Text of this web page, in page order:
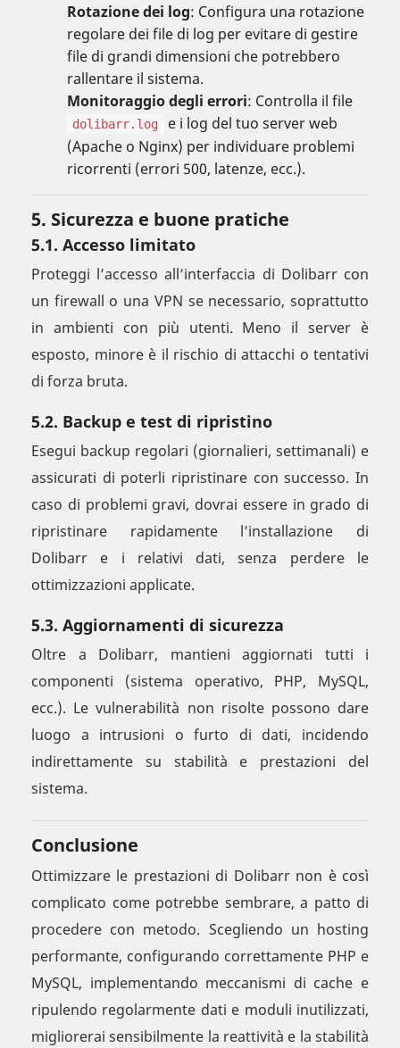
Rotazione dei log: Configura una rotazione
regolare dei file di log per evitare di gestire
file di grandi dimensioni che potrebbero
rallentare il sistema.
Monitoraggio degli errori: Controlla il file
dolibarr.log
e i log del tuo server web
(Apache o Nginx) per individuare problemi
ricorrenti (errori 500, latenze, ecc.).
5. Sicurezza e buone pratiche
5.1. Accesso limitato
Proteggi l’accesso all’interfaccia di Dolibarr con
un firewall o una VPN se necessario, soprattutto
in ambienti con più utenti. Meno il server è
esposto, minore è il rischio di attacchi o tentativi
di forza bruta.
5.2. Backup e test di ripristino
Esegui backup regolari (giornalieri, settimanali) e
assicurati di poterli ripristinare con successo. In
caso di problemi gravi, dovrai essere in grado di
ripristinare rapidamente l’installazione di
Dolibarr e i relativi dati, senza perdere le
ottimizzazioni applicate.
5.3. Aggiornamenti di sicurezza
Oltre a Dolibarr, mantieni aggiornati tutti i
componenti (sistema operativo, PHP, MySQL,
ecc.). Le vulnerabilità non risolte possono dare
luogo a intrusioni o furto di dati, incidendo
indirettamente su stabilità e prestazioni del
sistema.
Conclusione
Ottimizzare le prestazioni di Dolibarr non è così
complicato come potrebbe sembrare, a patto di
procedere con metodo. Scegliendo un hosting
performante, configurando correttamente PHP e
MySQL, implementando meccanismi di cache e
ripulendo regolarmente dati e moduli inutilizzati,
migliorerai sensibilmente la reattività e la stabilità